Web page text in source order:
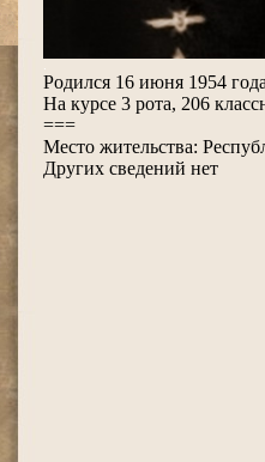
Родился 16 июня 1954
На курсе 3 рота, 206
===
Место жительства:
Других сведений нет